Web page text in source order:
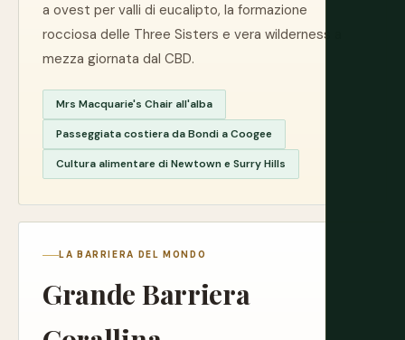
a ovest per valli di eucalipto, la formazione
rocciosa delle Three Sisters e vera wilderness a
mezza giornata dal CBD.
Mrs Macquarie's Chair all'alba
Passeggiata costiera da Bondi a Coogee
Cultura alimentare di Newtown e Surry Hills
LA BARRIERA DEL MONDO
Grande Barriera